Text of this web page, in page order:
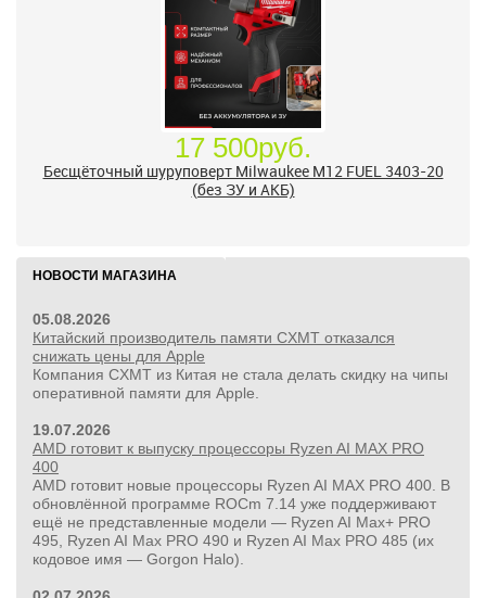
17 500руб.
Бесщёточный шуруповерт Milwaukee M12 FUEL 3403-20
(без ЗУ и АКБ)
НОВОСТИ МАГАЗИНА
05.08.2026
Китайский производитель памяти CXMT отказался
снижать цены для Apple
Компания CXMT из Китая не стала делать скидку на чипы
оперативной памяти для Apple.
19.07.2026
AMD готовит к выпуску процессоры Ryzen AI MAX PRO
400
AMD готовит новые процессоры Ryzen AI MAX PRO 400. В
обновлённой программе ROCm 7.14 уже поддерживают
ещё не представленные модели — Ryzen AI Max+ PRO
495, Ryzen AI Max PRO 490 и Ryzen AI Max PRO 485 (их
кодовое имя — Gorgon Halo).